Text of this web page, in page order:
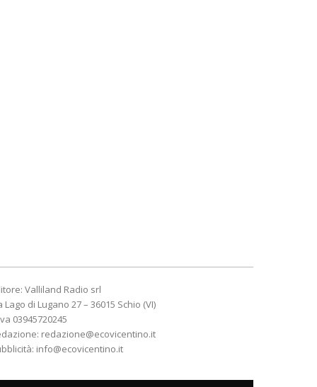
Valliland Radio srl
Lago di Lugano 27 – 36015 Schio (VI)
03945720245
redazione@ecovicentino.it
info@ecovicentino.it